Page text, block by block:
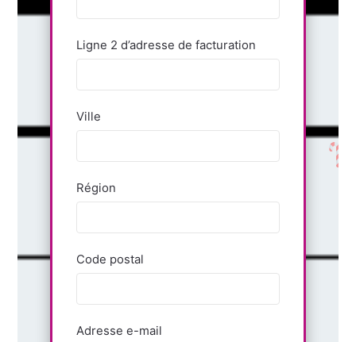
Ligne 2 d’adresse de facturation
Ville
Région
Code postal
Adresse e-mail